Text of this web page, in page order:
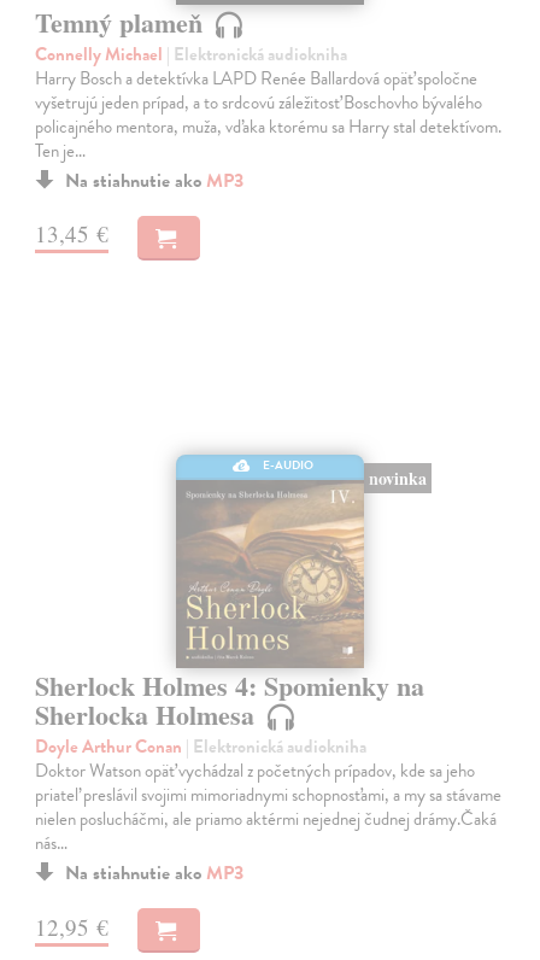
Temný plameň
Connelly Michael | Elektronická audiokniha
Harry Bosch a detektívka LAPD Renée Ballardová opäť spoločne
vyšetrujú jeden prípad, a to srdcovú záležitosť Boschovho bývalého
policajného mentora, muža, vďaka ktorému sa Harry stal detektívom.
Ten je…
Na stiahnutie ako MP3
13,45 €
E-AUDIO
novinka
Sherlock Holmes 4: Spomienky na
Sherlocka Holmesa
Doyle Arthur Conan | Elektronická audiokniha
Doktor Watson opäť vychádzal z početných prípadov, kde sa jeho
priateľ preslávil svojimi mimoriadnymi schopnosťami, a my sa stávame
nielen poslucháčmi, ale priamo aktérmi nejednej čudnej drámy.Čaká
nás…
Na stiahnutie ako MP3
12,95 €